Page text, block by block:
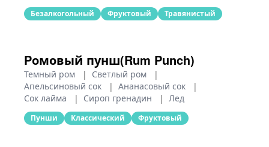
Безалкогольный Фруктовый Травянистый
Pомовый пунш(Rum Punch)
Темный ром | Светлый ром
|
Апельсиновый сок
| Ананасовый сок
|
Сок лайма
| Сироп гренадин | Лед
Пунши Классический Фруктовый